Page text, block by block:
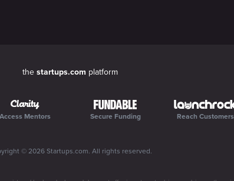
the startups.com platform
Access Mentors Secure Funding Reach Customers
© 2026 Startups.com. All rights reserved.